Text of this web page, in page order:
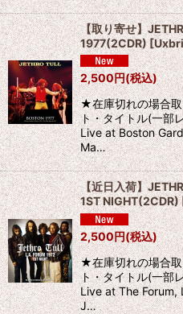
【取り寄せ】
1977(2CDR) [
2,500円(税込)
★在庫切れの場合
ト・タイトル(一部
Live at Boston
Ma…
【近日入荷】
1ST NIGHT(2CDR)
2,500円(税込)
★在庫切れの場合
ト・タイトル(一部
Live at The Forum,
J…